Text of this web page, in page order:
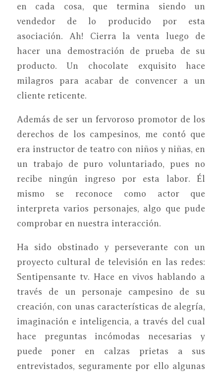
en cada cosa, que termina siendo un
vendedor de lo producido por esta
asociación. Ah! Cierra la venta luego de
hacer una demostración de prueba de su
producto. Un chocolate exquisito hace
milagros para acabar de convencer a un
cliente reticente.
Además de ser un fervoroso promotor de los
derechos de los campesinos, me contó que
era instructor de teatro con niños y niñas, en
un trabajo de puro voluntariado, pues no
recibe ningún ingreso por esta labor. Él
mismo se reconoce como actor que
interpreta varios personajes, algo que pude
comprobar en nuestra interacción.
Ha sido obstinado y perseverante con un
proyecto cultural de televisión en las redes:
Sentipensante tv. Hace en vivos hablando a
través de un personaje campesino de su
creación, con unas características de alegría,
imaginación e inteligencia, a través del cual
hace preguntas incómodas necesarias y
puede poner en calzas prietas a sus
entrevistados, seguramente por ello algunas